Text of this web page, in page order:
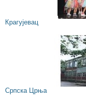
Крагујевац
Српска Црња